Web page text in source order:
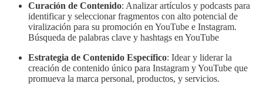
Curación de Contenido: Analizar artículos y podcasts para
identificar y seleccionar fragmentos con alto potencial de
viralización para su promoción en YouTube e Instagram.
Búsqueda de palabras clave y hashtags en YouTube
Estrategia de Contenido Específico: Idear y liderar la
creación de contenido único para Instagram y YouTube que
promueva la marca personal, productos, y servicios.